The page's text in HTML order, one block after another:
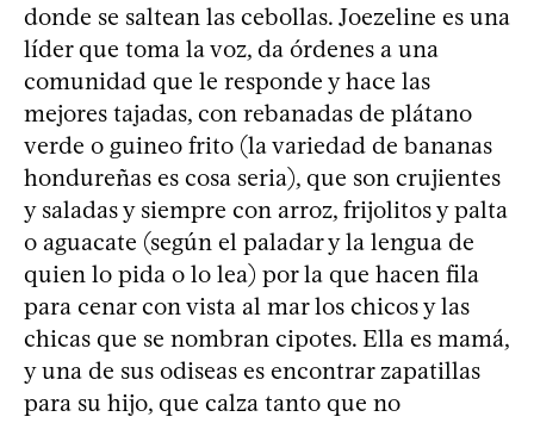
donde se saltean las cebollas. Joezeline es una
líder que toma la voz, da órdenes a una
comunidad que le responde y hace las
mejores tajadas, con rebanadas de plátano
verde o guineo frito (la variedad de bananas
hondureñas es cosa seria), que son crujientes
y saladas y siempre con arroz, frijolitos y palta
o aguacate (según el paladar y la lengua de
quien lo pida o lo lea) por la que hacen fila
para cenar con vista al mar los chicos y las
chicas que se nombran cipotes. Ella es mamá,
y una de sus odiseas es encontrar zapatillas
para su hijo, que calza tanto que no